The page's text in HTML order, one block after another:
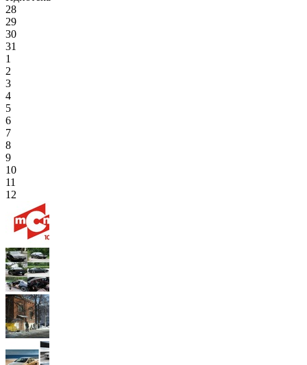
28
29
30
31
1
2
3
4
5
6
7
8
9
10
11
12